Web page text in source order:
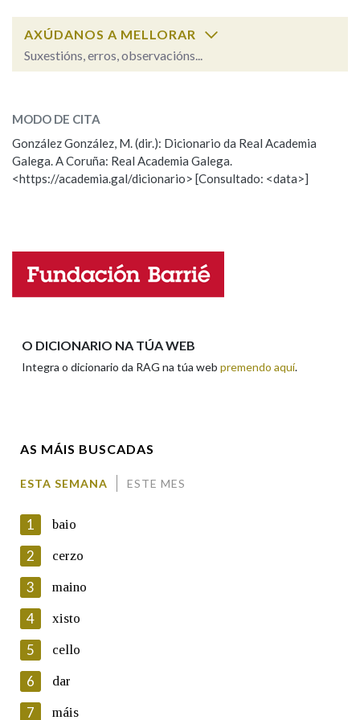
OUTRAS OPCIÓNS DE BUSCA
Marcas gramaticais
LIMPAR
AXÚDANOS A MELLORAR
Suxestións, erros, observacións...
gabacho, gabacha
gabacho, gabacha
ESCOLLE UNHA OPCIÓN:
Propoño mellorar a definición
Falta unha voz
Comentario
En cumprimento da normativa vixente en materia de
Protección de Datos de Carácter Persoal, a Real Academia
Galega informa a aqueles usuarios que faciliten o seu correo
electrónico, así como calquera outra información de carácter
MODO DE CITA
González González, M. (dir.): Dicionario da Real Academia
Galega. A Coruña: Real Academia Galega.
<https://academia.gal/dicionario> [Consultado: <data>]
O DICIONARIO NA TÚA WEB
Integra o dicionario da RAG na túa web premendo aquí.
AS MÁIS BUSCADAS
ESTA SEMANA ESTE MES
1 baio
2 cerzo
3 maino
4 xisto
5 cello
6 dar
7 máis